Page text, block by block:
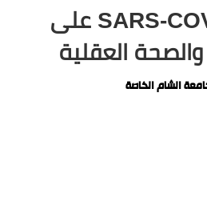
تأثير فيروس SARS-COV2 على
العقلية
الشام الخاصة